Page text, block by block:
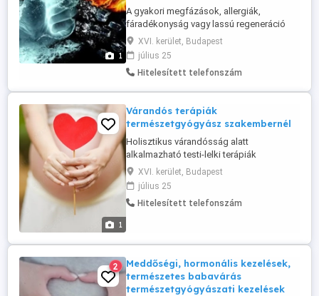
1
A gyakori megfázások, allergiák,
fáradékonyság vagy lassú regeneráció
jelzik, ha a szervezet védekezőképessége
támogatásra szorul. A természetes
módszerek segítik az immunrendszert
abban, hogy újra megerősödjön.
védekező ...
XVI. kerület, Budapest
július 25
Hitelesített telefonszám
1
Várandós terápiák
természetgyógyász szakembernél
Holisztikus várandósság alatt
alkalmazható testi-lelki terápiák
megelőzés, betegségek, állapotok
kezelésére alkalmas mellékhatásmentes
szelíd módszerek. 15 + éves tapasztalat,
korrekt árak, megbízható szakember,
ásványianyag pótlás ...
XVI. kerület, Budapest
július 25
Hitelesített telefonszám
2
Meddőségi, hormonális kezelések,
természetes babavárás
természetgyógyászati kezelések